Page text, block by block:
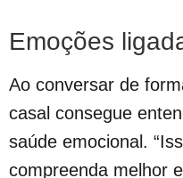
Emoções
Ao conversar de
casal consegue
saúde emocional.
compreenda melhor